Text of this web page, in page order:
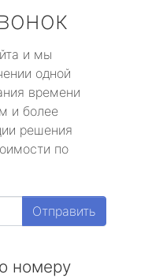
и мы
одной
времени
и более
решения
по
Отправить
номеру